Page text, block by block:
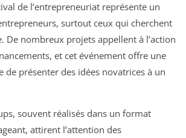
de l’entrepreneuriat représente un
surtout ceux qui cherchent
De nombreux projets appellent à l’action
et cet événement offre une
présenter des idées novatrices à un
souvent réalisés dans un format
attirent l’attention des